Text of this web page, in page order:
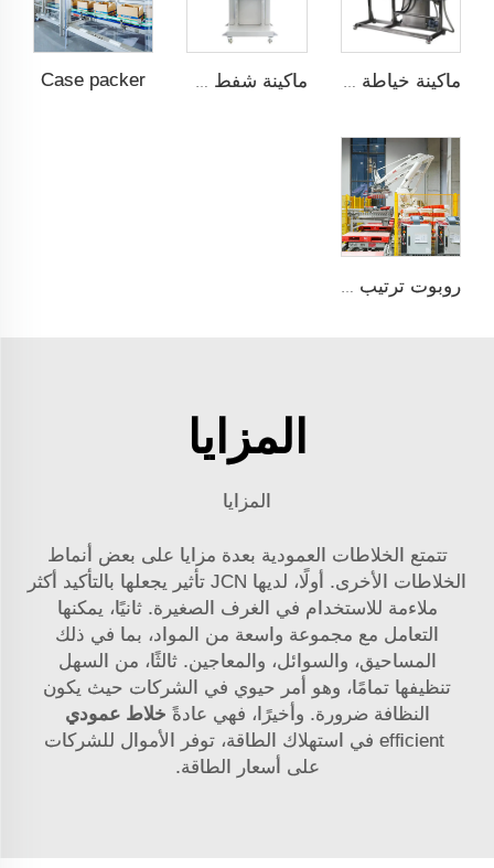
Case packer
روبوت ترتيب على托盘
المزايا
المزايا
تتمتع الخلاطات العمودية بعدة مزايا على بعض أنماط
الخلاطات الأخرى. أولًا، لديها JCN تأثير يجعلها بالتأكيد أكثر
ملاءمة للاستخدام في الغرف الصغيرة. ثانيًا، يمكنها
التعامل مع مجموعة واسعة من المواد، بما في ذلك
المساحيق، والسوائل، والمعاجين. ثالثًا، من السهل
تنظيفها تمامًا، وهو أمر حيوي في الشركات حيث يكون
النظافة ضرورة. وأخيرًا، فهي عادةً خلاط عمودي
efﬁcient في استهلاك الطاقة، توفر الأموال للشركات
على أسعار الطاقة.